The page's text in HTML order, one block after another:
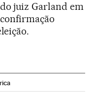
juiz Garland em